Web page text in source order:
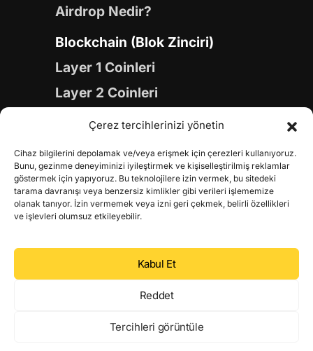
Çerez tercihlerinizi yönetin
Cihaz bilgilerini depolamak ve/veya erişmek için çerezleri kullanıyoruz.
Bunu, gezinme deneyiminizi iyileştirmek ve kişiselleştirilmiş reklamlar
göstermek için yapıyoruz. Bu teknolojilere izin vermek, bu sitedeki
tarama davranışı veya benzersiz kimlikler gibi verileri işlememize
olanak tanıyor. İzin vermemek veya izni geri çekmek, belirli özellikleri
ve işlevleri olumsuz etkileyebilir.
Kabul Et
Reddet
Tercihleri görüntüle
Airdrop Nedir?
Blockchain (Blok Zinciri)
Layer 1 Coinleri
Layer 2 Coinleri
Yapay Zeka (AI) Coinleri
Gaming Coinleri
RWA Coinleri
DeFi Coinleri
DePIN Coinleri
Metaverse Coinleri
Web 3.0 Coinleri
Coin Türevleri